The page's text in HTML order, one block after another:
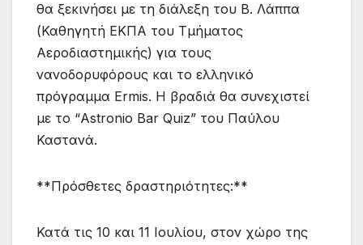
θα ξεκινήσει με τη διάλεξη του Β. Λάππα
(Καθηγητή ΕΚΠΑ του Τμήματος
Αεροδιαστημικής) για τους
νανοδορυφόρους και το ελληνικό
πρόγραμμα Ermis. Η βραδιά θα συνεχιστεί
με το “Astronio Bar Quiz” του Παύλου
Καστανά.
**Πρόσθετες δραστηριότητες:**
Κατά τις 10 και 11 Ιουλίου, στον χώρο της